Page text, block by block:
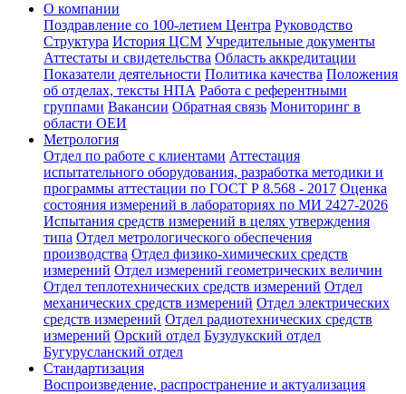
О компании
Поздравление со 100-летием Центра Руководство
Структура История ЦСМ Учредительные документы
Аттестаты и свидетельства Область аккредитации
Показатели деятельности Политика качества Положения
об отделах, тексты НПА Работа с референтными
группами Вакансии Обратная связь Мониторинг в
области ОЕИ
Метрология
Отдел по работе с клиентами Аттестация
испытательного оборудования, разработка методики и
программы аттестации по ГОСТ Р 8.568 - 2017 Оценка
состояния измерений в лабораториях по МИ 2427-2026
Испытания средств измерений в целях утверждения
типа Отдел метрологического обеспечения
производства Отдел физико-химических средств
измерений Отдел измерений геометрических величин
Отдел теплотехнических средств измерений Отдел
механических средств измерений Отдел электрических
средств измерений Отдел радиотехнических средств
измерений Орский отдел Бузулукский отдел
Бугурусланский отдел
Стандартизация
Воспроизведение, распространение и актуализация